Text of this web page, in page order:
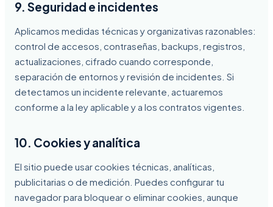
9. Seguridad e incidentes
Aplicamos medidas técnicas y organizativas razonables:
control de accesos, contraseñas, backups, registros,
actualizaciones, cifrado cuando corresponde,
separación de entornos y revisión de incidentes. Si
detectamos un incidente relevante, actuaremos
conforme a la ley aplicable y a los contratos vigentes.
10. Cookies y analítica
El sitio puede usar cookies técnicas, analíticas,
publicitarias o de medición. Puedes configurar tu
navegador para bloquear o eliminar cookies, aunque